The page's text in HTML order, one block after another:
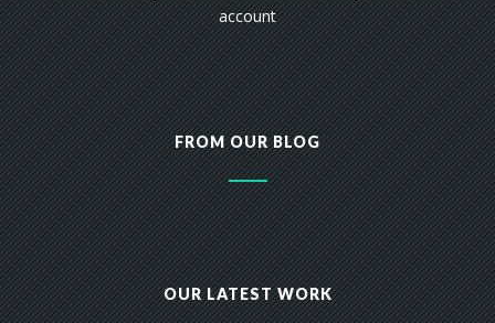
account
FROM OUR BLOG
OUR LATEST WORK